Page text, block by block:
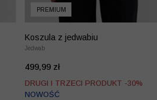
PREMIUM
Koszula z jedwabiu
Jedwab
499,99 zł
DRUGI I TRZECI PRODUKT -30%
NOWOŚĆ